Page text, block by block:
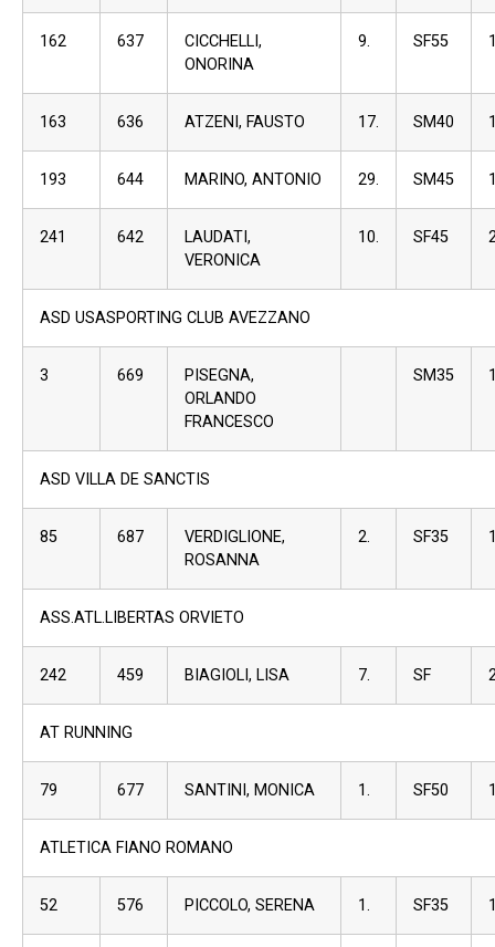
162 637
CICCHELLI,
ONORINA
9. SF55
163 636 ATZENI, FAUSTO 17. SM40
193 644 MARINO, ANTONIO 29. SM45
241 642
LAUDATI,
VERONICA
10. SF45
ASD USASPORTING CLUB AVEZZANO
3 669
PISEGNA,
ORLANDO
FRANCESCO
SM35
ASD VILLA DE SANCTIS
85 687
VERDIGLIONE,
ROSANNA
2. SF35
ASS.ATL.LIBERTAS ORVIETO
242 459 BIAGIOLI, LISA 7. SF
AT RUNNING
79 677 SANTINI, MONICA 1. SF50
ATLETICA FIANO ROMANO
52 576 PICCOLO, SERENA 1. SF35